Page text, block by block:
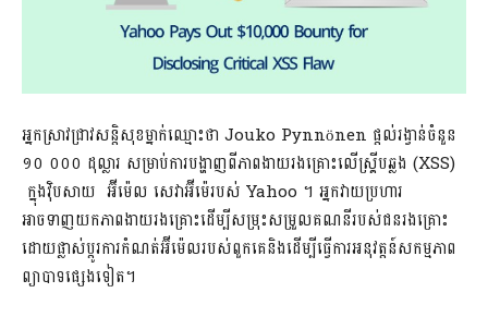
អ្នកស្រាវជ្រាវសន្តិសុខម្នាក់ឈ្មោះថា Jouko Pynnönen ផ្តល់រង្វាន់ចំនួន
១០ ០០០ ដុល្លារ សម្រាប់ការបង្ហាញពីភាពងាយរងគ្រោះលើស្គ្រីបឆ្លង (XSS)
ក្នុងវ៉ិបសាយ អ៊ីម៉េល សេវាអ៊ីម៉េរបស់ Yahoo ។ អ្នកវាយប្រហារ
អាចទាញយកភាពងាយរងគ្រោះ​ដើម្បីសម្រុះ​សម្រួលគណនីរបស់ជនរងគ្រោះ
ដោយផ្លាស់ប្តូរការកំណត់អ៊ីម៉េលរបស់ពួកគេនិងដើម្បីធ្វើការអនុវត្តន៍សកម្មភាព
ព្យាបាទផ្សេងទៀត។